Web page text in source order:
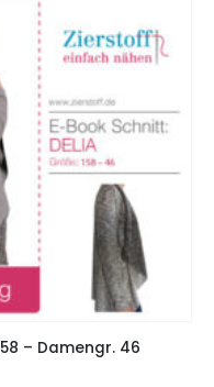
– Damengr. 46